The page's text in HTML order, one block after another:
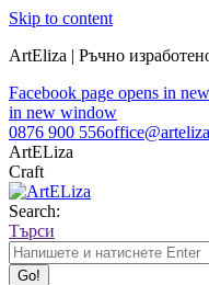
Skip to content
ArtEliza | Ръчно
Facebook page opens in
in new window
0876 900 556
ArtELiza
Craft
Search:
Търси